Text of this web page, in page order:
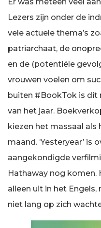
Lezers zijn onder de
vele actuele thema’s
patriarchaat, de
en de (potentiële
vrouwen voelen om
buiten #BookTok is dit
van het jaar.
kiezen het massaal als
maand. ‘Yesteryear’ is
aangekondigde
Hathaway nog komen.
alleen uit in het
niet lang op zich